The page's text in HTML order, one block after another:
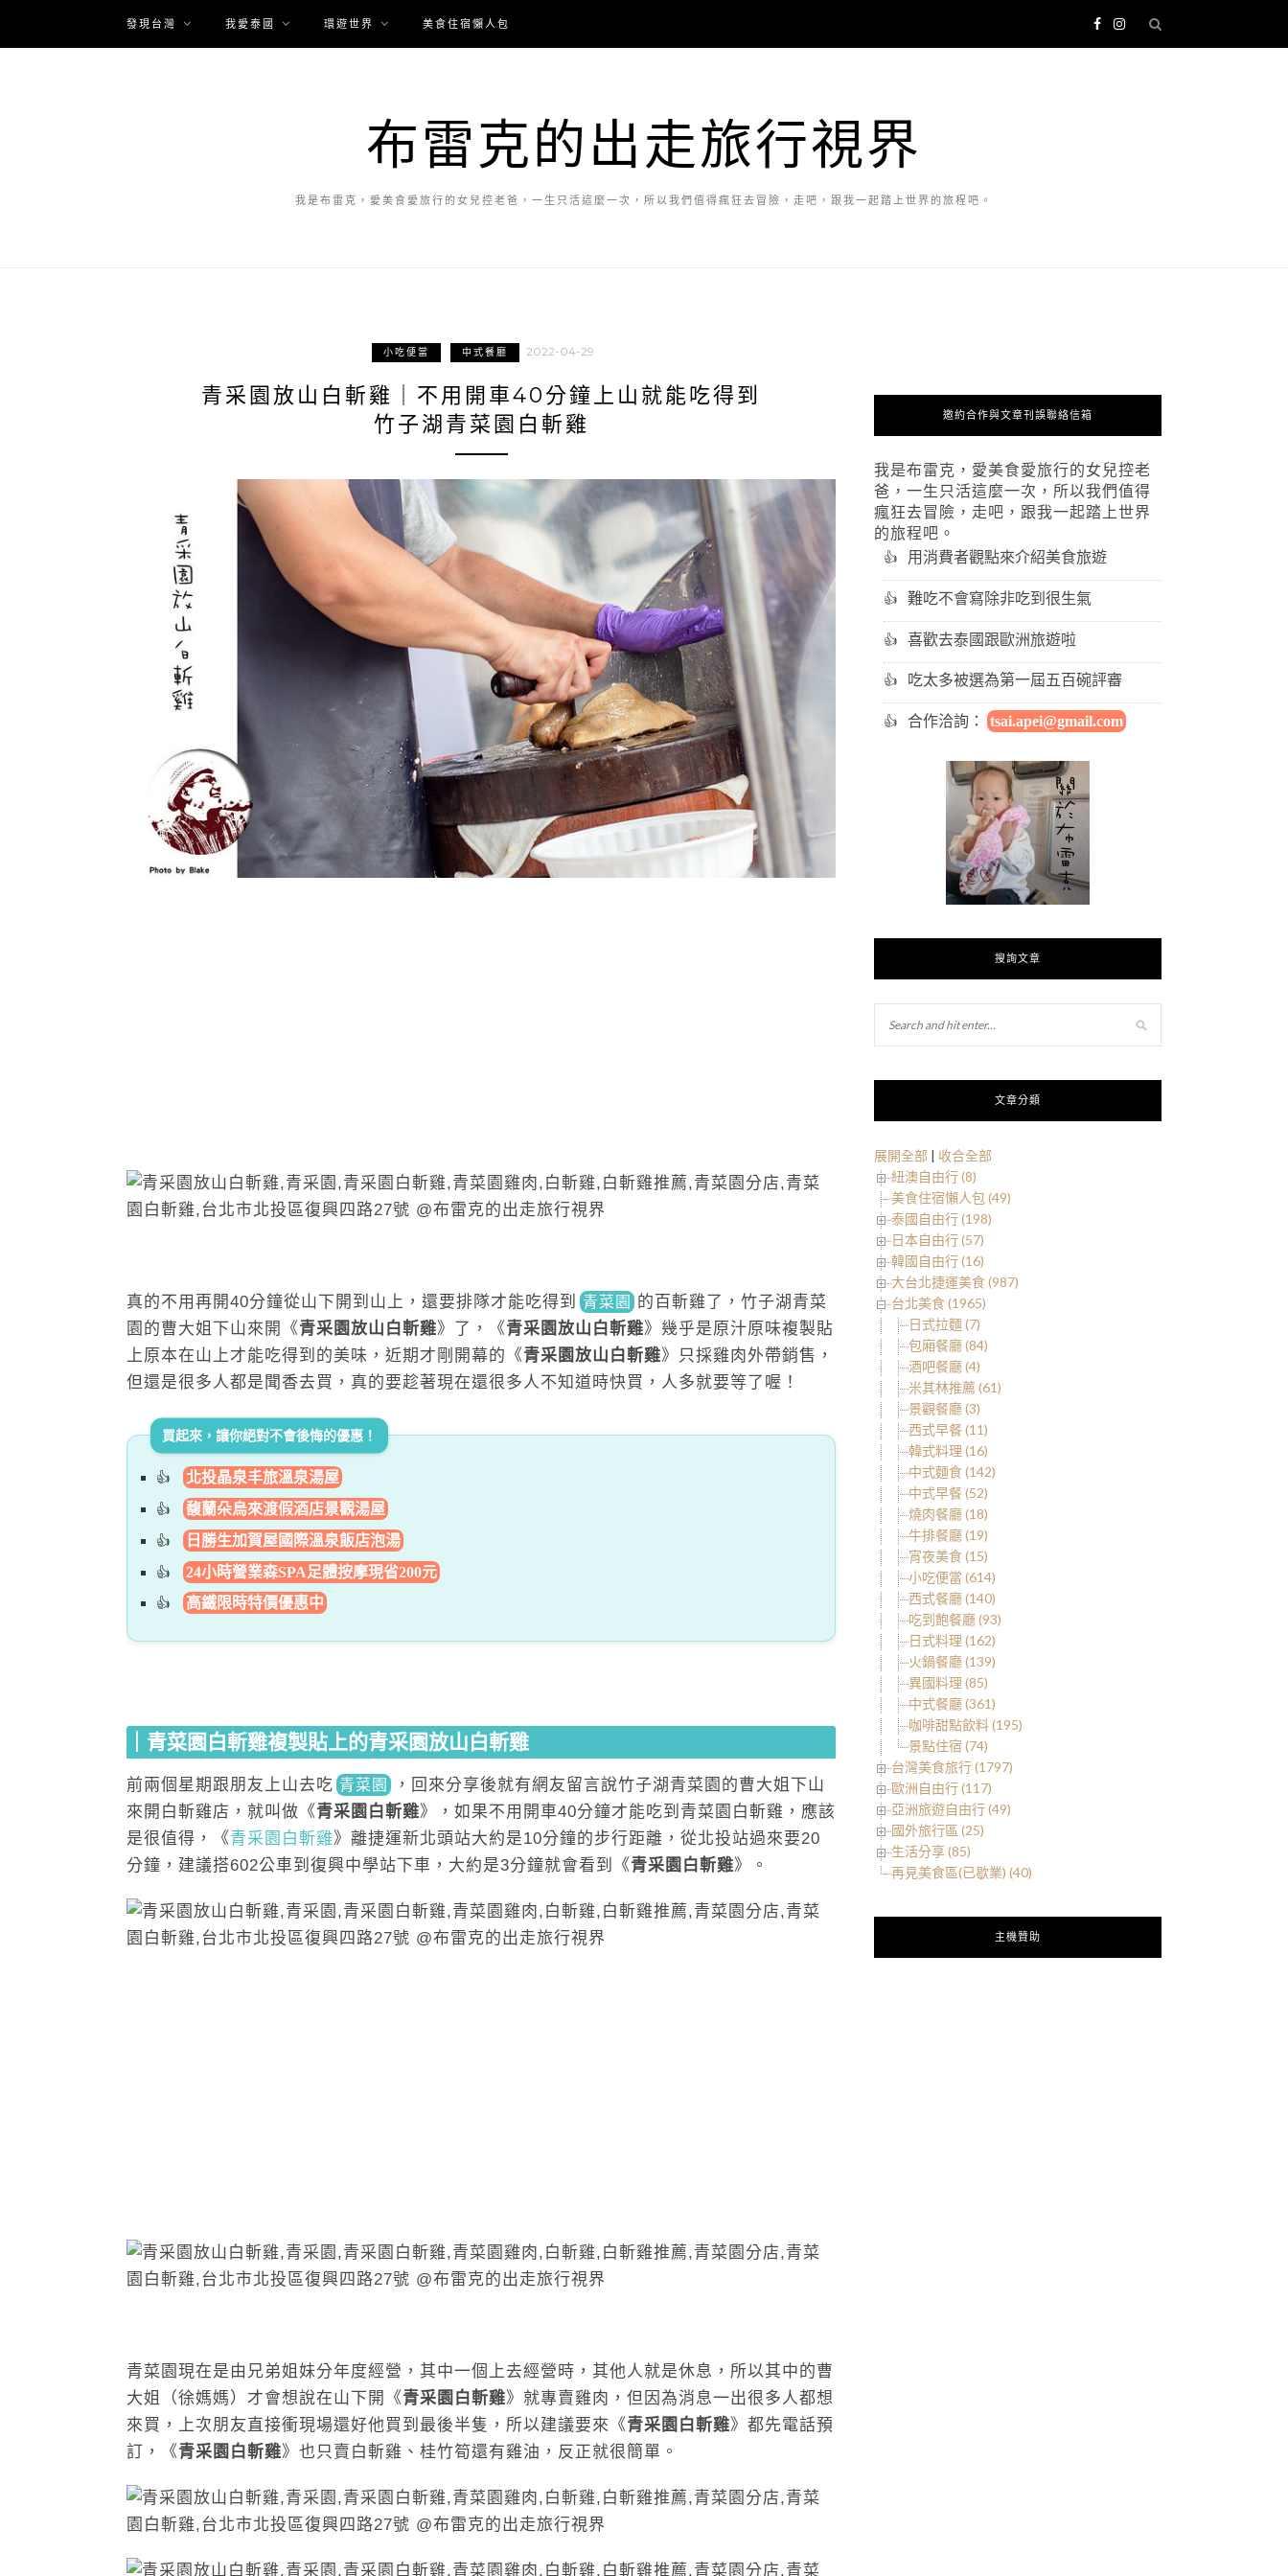
發現台灣 我愛泰國 環遊世界 美食住宿懶人包
布雷克的出走旅行視界
我是布雷克，愛美食愛旅行的女兒控老爸，一生只活這麼一次，所以我們值得瘋狂去冒險，走吧，跟我一起踏上世界的旅程吧。
小吃便當 中式餐廳 2022-04-29
青采園放山白斬雞｜不用開車40分鐘上山就能吃得到
竹子湖青菜園白斬雞
真的不用再開40分鐘從山下開到山上，還要排隊才能吃得到 青菜園 的百斬雞了 ， 竹子湖青菜
園的曹大姐下山來開《青采園放山白斬雞》了 ， 《青采園放山白斬雞》 幾乎是原汁原味複製貼
上原本在山上才能吃得到的美味， 近期才剛開幕的 《青采園放山白斬雞》只採雞肉外帶銷售 ，
但還是很多人都是聞香去買，真的要趁著現在還很多人不知道時快買，人多就要等了喔！
買起來，讓你絕對不會後悔的優惠！
北投晶泉丰旅溫泉湯屋
馥蘭朵烏來渡假酒店景觀湯屋
日勝生加賀屋國際溫泉飯店泡湯
24小時營業森SPA足體按摩現省200元
高鐵限時特價優惠中
｜青菜園白斬雞複製貼上的青采園放山白斬雞
前兩個星期跟朋友上山去吃 青菜園 ，回來分享後就有網友留言說竹子湖青菜園的曹大姐下山
來開白斬雞店，就叫做《青采園白斬雞》，如果不用開車40分鐘才能吃到青菜園白斬雞 ，應該
是很值得，
《青采園白斬雞》離捷運新北頭站大約是10分鐘的步行距離 ，從北投站過來要20
分鐘，建議搭602公車到復興中學站下車，大約是3分鐘就會看到
《青采園白斬雞》 。
青菜園現在是由兄弟姐妹分年度經營，其中一個上去經營時，其他人就是休息，所以其中的曹
大姐（徐媽媽）才會想說在山下開
《青采園白斬雞》就專賣雞肉 ，但因為消息一出很多人都想
來買，上次朋友直接衝現場還好他買到最後半隻，所以建議要來 《青采園白斬雞》都先電話預
訂
， 《青采園白斬雞》也只賣白斬雞、桂竹筍還有雞油 ，反正就很簡單。
邀約合作與文章刊誤聯絡信箱
我是布雷克，愛美食愛旅行的女兒控老
爸，一生只活這麼一次，所以我們值得
瘋狂去冒險，走吧，跟我一起踏上世界
的旅程吧。
用消費者觀點來介紹美食旅遊
難吃不會寫除非吃到很生氣
喜歡去泰國跟歐洲旅遊啦
吃太多被選為第一屆五百碗評審
合作洽詢： tsai.apei@gmail.com
搜詢文章
文章分類
展開全部 | 收合全部
紐澳自由行 (8)
美食住宿懶人包 (49)
泰國自由行 (198)
日本自由行 (57)
韓國自由行 (16)
大台北捷運美食 (987)
台北美食 (1965)
日式拉麵 (7)
包廂餐廳 (84)
酒吧餐廳 (4)
米其林推薦 (61)
景觀餐廳 (3)
西式早餐 (11)
韓式料理 (16)
中式麵食 (142)
中式早餐 (52)
燒肉餐廳 (18)
牛排餐廳 (19)
宵夜美食 (15)
小吃便當 (614)
西式餐廳 (140)
吃到飽餐廳 (93)
日式料理 (162)
火鍋餐廳 (139)
異國料理 (85)
中式餐廳 (361)
咖啡甜點飲料 (195)
景點住宿 (74)
台灣美食旅行 (1797)
歐洲自由行 (117)
亞洲旅遊自由行 (49)
國外旅行區 (25)
生活分享 (85)
再見美食區(已歇業) (40)
主機贊助